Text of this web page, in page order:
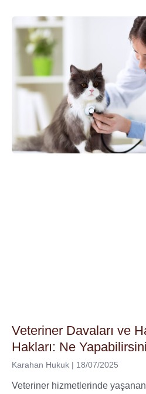
Veteriner Davaları ve
Hakları: Ne
Karahan Hukuk 18/07/2025
Veteriner hizmetlerinde